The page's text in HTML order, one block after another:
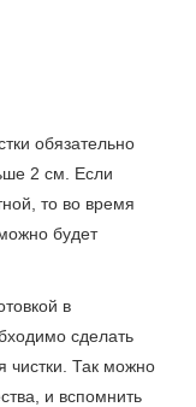
обязательно
2 см. Если
то во время
будет
в
сделать
чистки. Так можно
и вспомнить